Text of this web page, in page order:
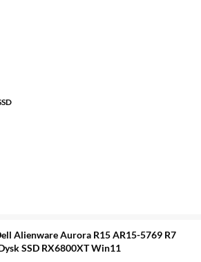
Alienware Aurora R15 AR15-5769 R7
SSD RX6800XT Win11